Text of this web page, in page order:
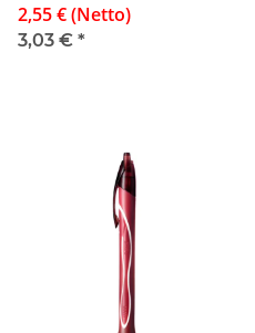
2,55 € (Netto)
3,03 € *